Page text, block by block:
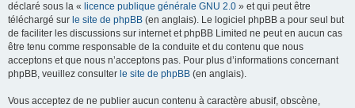
déclaré sous la « licence publique générale GNU 2.0 » et qui peut être
téléchargé sur le site de phpBB (en anglais). Le logiciel phpBB a pour seul but
de faciliter les discussions sur internet et phpBB Limited ne peut en aucun cas
être tenu comme responsable de la conduite et du contenu que nous
acceptons et que nous n’acceptons pas. Pour plus d’informations concernant
phpBB, veuillez consulter le site de phpBB (en anglais).
Vous acceptez de ne publier aucun contenu à caractère abusif, obscène,